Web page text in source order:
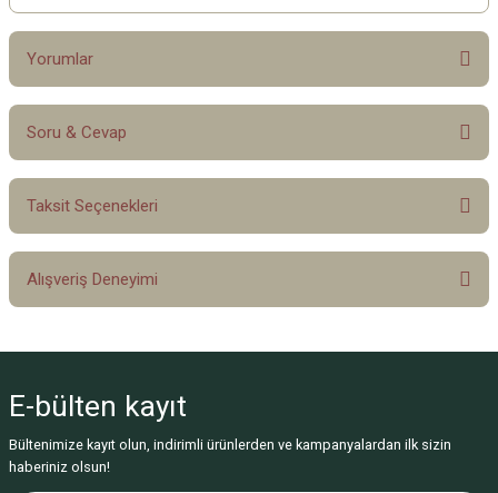
Yorumlar
Bu ürüne ilk yorumu siz yapın!
Soru & Cevap
Ürün hakkında henüz soru sorulmamış.
Taksit Seçenekleri
Alışveriş Deneyimi
Deneyimini Paylaş
E-bülten kayıt
Bültenimize kayıt olun, indirimli ürünlerden ve kampanyalardan ilk sizin
haberiniz olsun!